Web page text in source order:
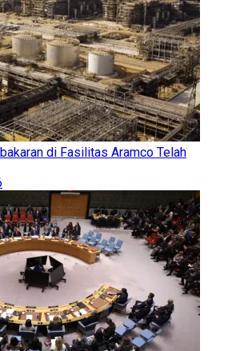
di Fasilitas Aramco Telah